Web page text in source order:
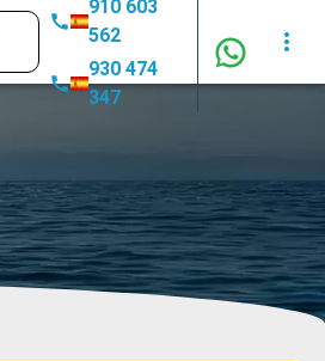
910 603
562
930 474
347